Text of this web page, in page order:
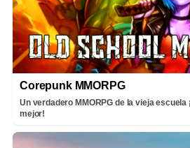
Corepunk MMORPG
Un verdadero MMORPG de la vieja escuela
mejor!